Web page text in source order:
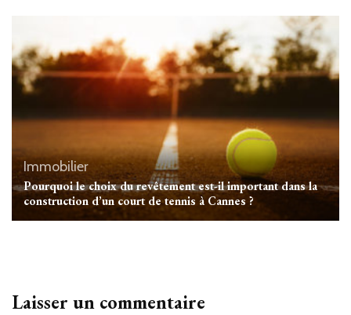
Immobilier
Pourquoi le choix du revêtement est-il important dans la
construction d’un court de tennis à Cannes ?
Laisser un commentaire